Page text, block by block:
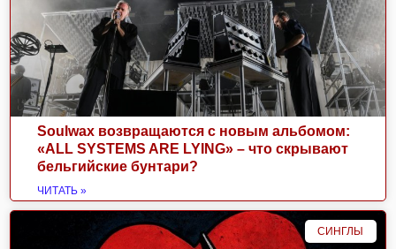
Soulwax возвращаются с новым альбомом:
«ALL SYSTEMS ARE LYING» – что скрывают
бельгийские бунтари?
ЧИТАТЬ »
СИНГЛЫ